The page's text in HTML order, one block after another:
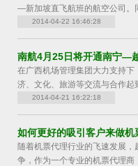
—新加坡直飞航班的航空公司。
2014-04-22 16:46:28
南航4月25日将开通南宁—
在广西机场管理集团大力支持
济、文化、旅游等交流与合作
2014-04-21 16:22:18
如何更好的吸引客户来做机
随着机票代理行业的飞速发展
争，作为一个专业的机票代理